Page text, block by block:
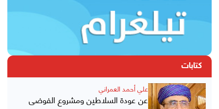
كتابات
علي أحمد العمراني
عن عودة السلاطين ومشروع الفوضى